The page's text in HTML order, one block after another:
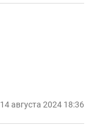
14 августа 2024 18:36